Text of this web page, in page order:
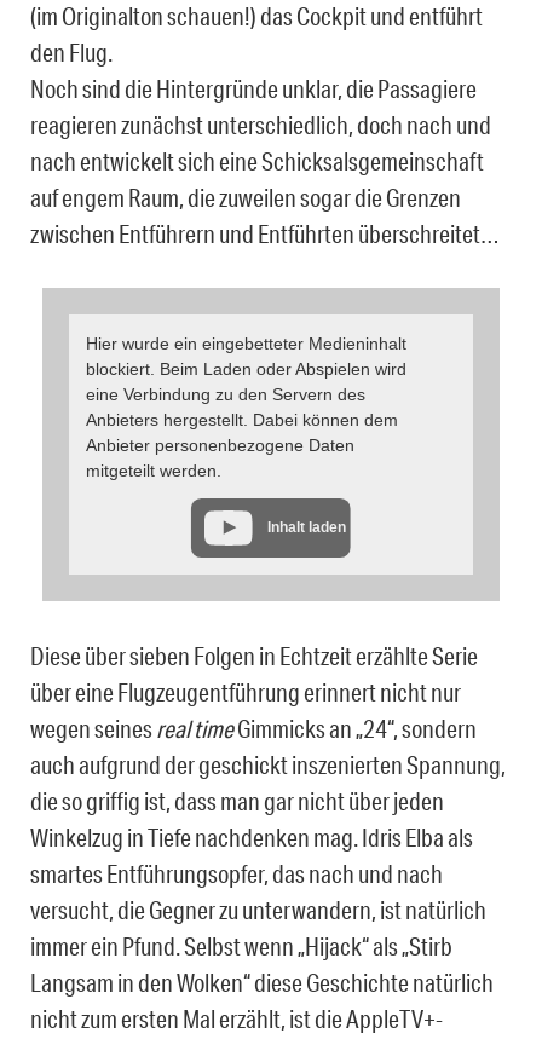
(im Originalton schauen!) das Cockpit und entführt
den Flug.
Noch sind die Hintergründe unklar, die Passagiere
reagieren zunächst unterschiedlich, doch nach und
nach entwickelt sich eine Schicksalsgemeinschaft
auf engem Raum, die zuweilen sogar die Grenzen
zwischen Entführern und Entführten überschreitet…
Hier wurde ein eingebetteter Medieninhalt
blockiert. Beim Laden oder Abspielen wird
eine Verbindung zu den Servern des
Anbieters hergestellt. Dabei können dem
Anbieter personenbezogene Daten
mitgeteilt werden.
Inhalt laden
Diese über sieben Folgen in Echtzeit erzählte Serie
über eine Flugzeugentführung erinnert nicht nur
wegen seinesreal timeGimmicks an „24“, sondern
auch aufgrund der geschickt inszenierten Spannung,
die so griffig ist, dass man gar nicht über jeden
Winkelzug in Tiefe nachdenken mag. Idris Elba als
smartes Entführungsopfer, das nach und nach
versucht, die Gegner zu unterwandern, ist natürlich
immer ein Pfund. Selbst wenn „Hijack“ als „Stirb
Langsam in den Wolken“ diese Geschichte natürlich
nicht zum ersten Mal erzählt, ist die AppleTV+-